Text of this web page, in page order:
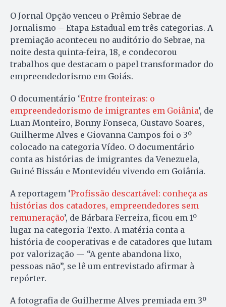
O Jornal Opção venceu o Prêmio Sebrae de
Jornalismo – Etapa Estadual em três categorias. A
premiação aconteceu no auditório do Sebrae, na
noite desta quinta-feira, 18, e condecorou
trabalhos que destacam o papel transformador do
empreendedorismo em Goiás.
O documentário ‘Entre fronteiras: o
empreendedorismo de imigrantes em Goiânia’, de
Luan Monteiro, Bonny Fonseca, Gustavo Soares,
Guilherme Alves e Giovanna Campos foi o 3º
colocado na categoria Vídeo. O documentário
conta as histórias de imigrantes da Venezuela,
Guiné Bissáu e Montevidéu vivendo em Goiânia.
A reportagem ‘Profissão descartável: conheça as
histórias dos catadores, empreendedores sem
remuneração’, de Bárbara Ferreira, ficou em 1º
lugar na categoria Texto. A matéria conta a
história de cooperativas e de catadores que lutam
por valorização — “A gente abandona lixo,
pessoas não”, se lê um entrevistado afirmar à
repórter.
A fotografia de Guilherme Alves premiada em 3º